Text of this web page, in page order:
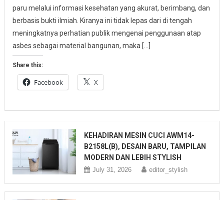
paru melalui informasi kesehatan yang akurat, berimbang, dan
berbasis bukti ilmiah. Kiranya ini tidak lepas dari di tengah
meningkatnya perhatian publik mengenai penggunaan atap
asbes sebagai material bangunan, maka […]
Share this:
Facebook X
KEHADIRAN MESIN CUCI AWM14-
B2158L(B), DESAIN BARU, TAMPILAN
MODERN DAN LEBIH STYLISH
July 31, 2026 editor_stylish